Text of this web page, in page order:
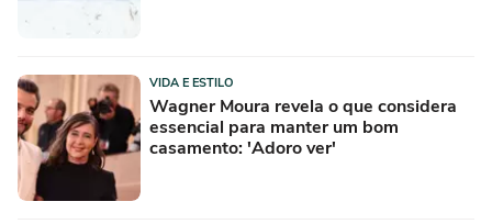
VIDA E ESTILO
Wagner Moura revela o que considera
essencial para manter um bom
casamento: 'Adoro ver'